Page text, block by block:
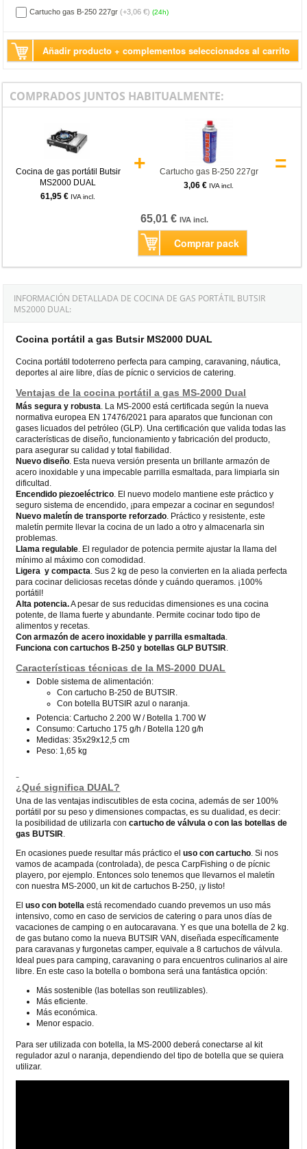
Cartucho gas B-250 227gr (+3,06 €) (24h)
Añadir producto + complementos seleccionados al carrito
COMPRADOS JUNTOS HABITUALMENTE:
Cocina de gas portátil Butsir
MS2000 DUAL
61,95 € IVA incl.
+
Cartucho gas B-250 227gr
3,06 € IVA incl.
=
65,01 €IVA incl.
Comprar pack
INFORMACIÓN DETALLADA DE COCINA DE GAS PORTÁTIL BUTSIR
MS2000 DUAL:
Cocina portátil a gas Butsir MS2000 DUAL
Cocina portátil todoterreno perfecta para camping, caravaning, náutica,
deportes al aire libre, días de pícnic o servicios de catering.
Ventajas de la cocina portátil a gas MS-2000 Dual
Más segura y robusta . La MS-2000 está certificada según la nueva
normativa europea EN 17476/2021 para aparatos que funcionan con
gases licuados del petróleo (GLP). Una certificación que valida todas las
características de diseño, funcionamiento y fabricación del producto,
para asegurar su calidad y total fiabilidad.
Nuevo diseño . Esta nueva versión presenta un brillante armazón de
acero inoxidable y una impecable parrilla esmaltada, para limpiarla sin
dificultad.
Encendido piezoeléctrico . El nuevo modelo mantiene este práctico y
seguro sistema de encendido, ¡para empezar a cocinar en segundos!
Nuevo maletín de transporte reforzado . Práctico y resistente, este
maletín permite llevar la cocina de un lado a otro y almacenarla sin
problemas.
Llama regulable . El regulador de potencia permite ajustar la llama del
mínimo al máximo con comodidad.
Ligera y compacta . Sus 2 kg de peso la convierten en la aliada perfecta
para cocinar deliciosas recetas dónde y cuándo queramos. ¡100%
portátil!
Alta potencia.A pesar de sus reducidas dimensiones es una cocina
potente, de llama fuerte y abundante. Permite cocinar todo tipo de
alimentos y recetas.
Con armazón de acero inoxidable y parrilla esmaltada
Funciona con cartuchos B-250 y botellas GLP BUTSIR
Características técnicas de la MS-2000 DUAL
Doble sistema de alimentación:
Con cartucho B-250 de BUTSIR.
Con botella BUTSIR azul o naranja.
Potencia: Cartucho 2.200 W / Botella 1.700 W
Consumo: Cartucho 175 g/h / Botella 120 g/h
Medidas: 35x29x12,5 cm
Peso: 1,65 kg
¿Qué significa DUAL?
Una de las ventajas indiscutibles de esta cocina, además de ser 100%
portátil por su peso y dimensiones compactas, es su dualidad, es decir:
la posibilidad de utilizarla concartucho de válvula o con las botellas de
gas BUTSIR
En ocasiones puede resultar más práctico eluso con cartucho . Si nos
vamos de acampada (controlada), de pesca CarpFishing o de pícnic
playero, por ejemplo. Entonces solo tenemos que llevarnos el maletín
con nuestra MS-2000, un kit de cartuchos B-250, ¡y listo!
Eluso con botella está recomendado cuando prevemos un uso más
intensivo, como en caso de servicios de catering o para unos días de
vacaciones de camping o en autocaravana. Y es que una botella de 2 kg.
de gas butano como la nueva BUTSIR VAN, diseñada específicamente
para caravanas y furgonetas camper, equivale a 8 cartuchos de válvula.
Ideal pues para camping, caravaning o para encuentros culinarios al aire
libre. En este caso la botella o bombona será una fantástica opción:
Más sostenible (las botellas son reutilizables).
Más eficiente.
Más económica.
Menor espacio.
Para ser utilizada con botella, la MS-2000 deberá conectarse al kit
regulador azul o naranja, dependiendo del tipo de botella que se quiera
utilizar.